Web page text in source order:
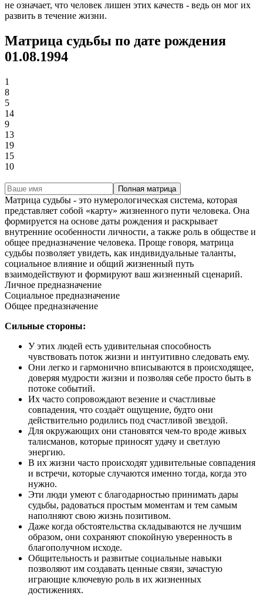
не означает, что человек лишен этих качеств - ведь он мог их
развить в течение жизни.
Матрица судьбы по дате рождения
01.08.1994
1
8
5
14
9
13
19
15
10
Полная матрица
Матрица судьбы - это нумерологическая система, которая
представляет собой «карту» жизненного пути человека. Она
формируется на основе даты рождения и раскрывает
внутренние особенности личности, а также роль в обществе и
общее предназначение человека. Проще говоря, матрица
судьбы позволяет увидеть, как индивидуальные таланты,
социальное влияние и общий жизненный путь
взаимодействуют и формируют ваш жизненный сценарий.
Личное предназначение
Социальное предназначение
Общее предназначение
Сильные стороны:
У этих людей есть удивительная способность
чувствовать поток жизни и интуитивно следовать ему.
Они легко и гармонично вписываются в происходящее,
доверяя мудрости жизни и позволяя себе просто быть в
потоке событий.
Их часто сопровождают везение и счастливые
совпадения, что создаёт ощущение, будто они
действительно родились под счастливой звездой.
Для окружающих они становятся чем-то вроде живых
талисманов, которые приносят удачу и светлую
энергию.
В их жизни часто происходят удивительные совпадения
и встречи, которые случаются именно тогда, когда это
нужно.
Эти люди умеют с благодарностью принимать дары
судьбы, радоваться простым моментам и тем самым
наполняют свою жизнь позитивом.
Даже когда обстоятельства складываются не лучшим
образом, они сохраняют спокойную уверенность в
благополучном исходе.
Общительность и развитые социальные навыки
позволяют им создавать ценные связи, зачастую
играющие ключевую роль в их жизненных
достижениях.